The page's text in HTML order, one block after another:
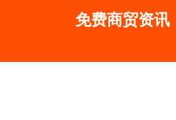
免费商贸资讯